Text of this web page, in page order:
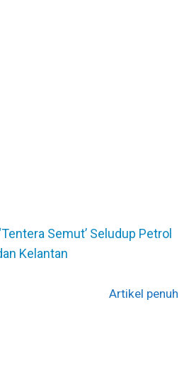
Semut’ Seludup Petrol
Kelantan
Artikel penuh